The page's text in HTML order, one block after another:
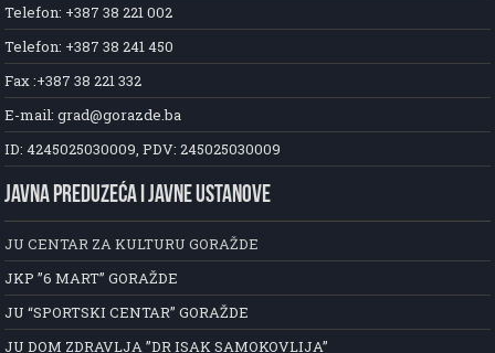
Telefon: +387 38 221 002
Telefon: +387 38 241 450
Fax :+387 38 221 332
E-mail: grad@gorazde.ba
ID: 4245025030009, PDV: 245025030009
JAVNA PREDUZEĆA I JAVNE USTANOVE
JU CENTAR ZA KULTURU GORAŽDE
JKP ”6 MART” GORAŽDE
JU “SPORTSKI CENTAR” GORAŽDE
JU DOM ZDRAVLJA ”DR ISAK SAMOKOVLIJA”